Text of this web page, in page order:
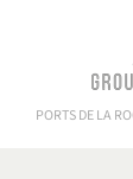
PORTS DE LA